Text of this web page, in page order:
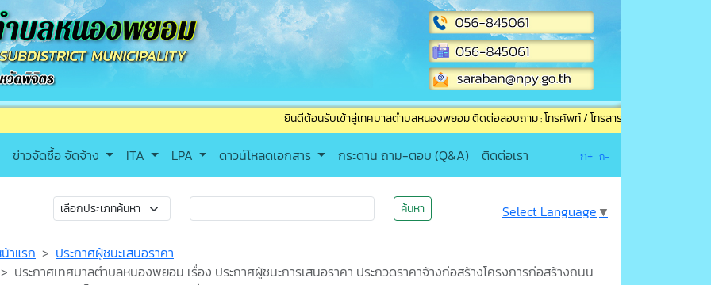
ยินดีต้อนรับเข้าสู่เทศบาลตำบลหนองพยอม ติดต่อสอบถาม : โทรศัพท์ / โทรสาร (แฟกซ์) : 056-845061 อีเมล์ :
ข่าวจัดซื้อ จัดจ้าง ITA LPA ดาวน์โหลดเอกสาร กระดาน ถาม-ตอบ (Q&A) ติดต่อเรา ก+ ก-
ค้นหา Select Language ▼
าแรก
ประกาศผู้ชนะเสนอราคา
ประกาศเทศบาลตำบลหนองพยอม เรื่อง ประกาศผู้ชนะการเสนอราคา ประกวดราคาจ้างก่อสร้างโครงการก่อสร้างถนน